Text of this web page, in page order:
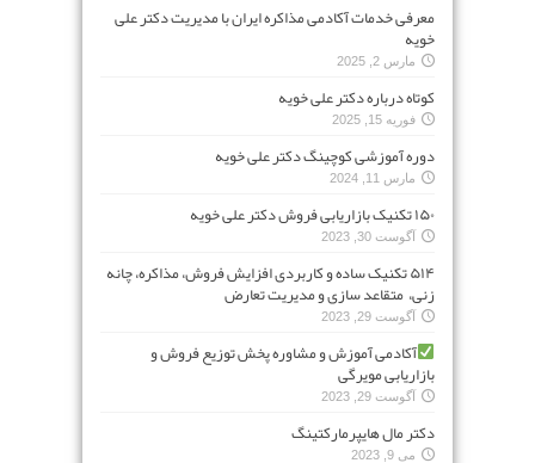
معرفی خدمات آکادمی مذاکره ایران با مدیریت دکتر علی
خویه
مارس 2, 2025
کوتاه درباره دکتر علی خویه
فوریه 15, 2025
دوره آموزشی کوچینگ دکتر علی خویه
مارس 11, 2024
۱۵۰ تکنیک بازاریابی فروش دکتر علی خویه
آگوست 30, 2023
۵۱۴ تکنیک ساده و کاربردی افزایش فروش، مذاکره، چانه
زنی، متقاعد سازی و مدیریت تعارض
آگوست 29, 2023
آکادمی آموزش و مشاوره پخش توزیع فروش و
بازاریابی مویرگی
آگوست 29, 2023
دکتر مال هایپرمارکتینگ
می 9, 2023